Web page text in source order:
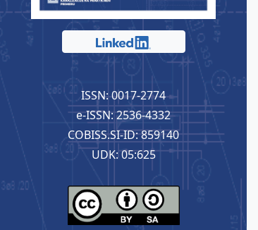
ISSN: 0017-2774
e-ISSN: 2536-4332
COBISS.SI-ID: 859140
UDK: 05:625